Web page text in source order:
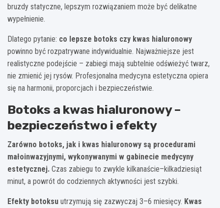
bruzdy statyczne, lepszym rozwiązaniem może być delikatne
wypełnienie.
Dlatego pytanie: co lepsze botoks czy kwas hialuronowy
powinno być rozpatrywane indywidualnie. Najważniejsze jest
realistyczne podejście – zabiegi mają subtelnie odświeżyć twarz,
nie zmienić jej rysów. Profesjonalna medycyna estetyczna opiera
się na harmonii, proporcjach i bezpieczeństwie.
Botoks a kwas hialuronowy –
bezpieczeństwo i efekty
Zarówno botoks, jak i kwas hialuronowy są procedurami
małoinwazyjnymi, wykonywanymi w gabinecie medycyny
estetycznej. Czas zabiegu to zwykle kilkanaście–kilkadziesiąt
minut, a powrót do codziennych aktywności jest szybki.
Efekty botoksu utrzymują się zazwyczaj 3–6 miesięcy. Kwas